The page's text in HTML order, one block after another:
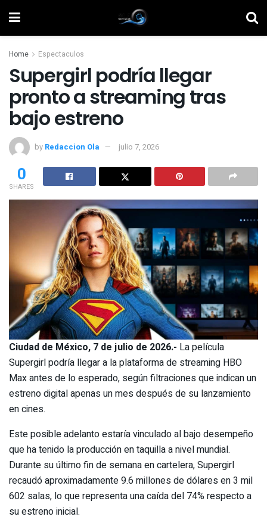
Home Espectaculos
Supergirl podría llegar
pronto a streaming tras
bajo estreno
by Redaccion Ola julio 7, 2026
0
SHARES
Ciudad de México, 7 de julio de 2026.- La película
Supergirl podría llegar a la plataforma de streaming HBO
Max antes de lo esperado, según filtraciones que indican un
estreno digital apenas un mes después de su lanzamiento
en cines.
Este posible adelanto estaría vinculado al bajo desempeño
que ha tenido la producción en taquilla a nivel mundial.
Durante su último fin de semana en cartelera, Supergirl
recaudó aproximadamente 9.6 millones de dólares en 3 mil
602 salas, lo que representa una caída del 74% respecto a
su estreno inicial.